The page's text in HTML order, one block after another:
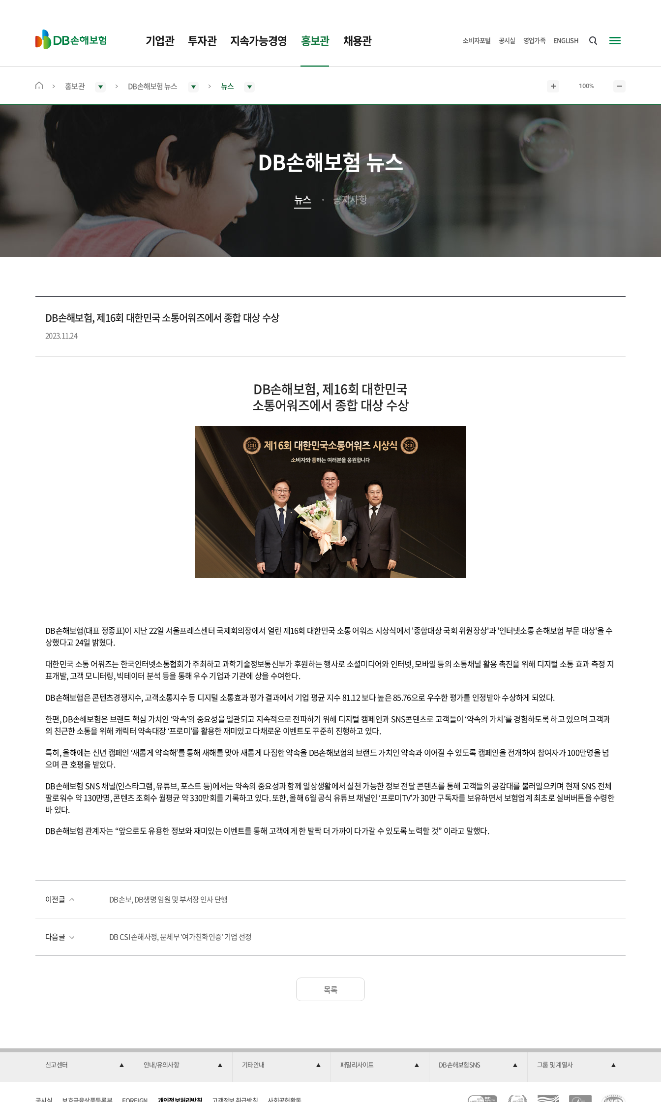
D
B
보
기업관 투자관 지속가능경영 홍보관 채용관 소비자포털 공시실 영업가족
ENGLISH
색
메
홍보관 DB손해보험 뉴스 뉴스
본
문
확
대
현
100%
문
DB손해보험 뉴스
뉴스 공지사항
DB손해보험, 제16회 대한민국 소통어워즈에서 종합 대상 수상
2023.11.24
DB손해보험, 제16회 대한민국
소통어워즈에서 종합 대상 수상
DB손해보험(대표 정종표)이 지난 22일 서울프레스센터 국제회의장에서 열린 제16회 대한민국 소통 어워즈 시상식에서 '종합대상 국회 위원장상'과 '인터넷소통 손해보험 부문 대상'을 수
상했다고 24일 밝혔다.
대한민국 소통 어워즈는 한국인터넷소통협회가 주최하고 과학기술정보통신부가 후원하는 행사로 소셜미디어와 인터넷, 모바일 등의 소통채널 활용 촉진을 위해 디지털 소통 효과 측정 지
표개발, 고객 모니터링, 빅테이터 분석 등을 통해 우수 기업과 기관에 상을 수여한다.
DB손해보험은 콘텐츠경쟁지수, 고객소통지수 등 디지털 소통효과 평가 결과에서 기업 평균 지수 81.12 보다 높은 85.76으로 우수한 평가를 인정받아 수상하게 되었다.
한편, DB손해보험은 브랜드 핵심 가치인 ‘약속’의 중요성을 일관되고 지속적으로 전파하기 위해 디지털 캠페인과 SNS콘텐츠로 고객들이 ‘약속의 가치’를 경험하도록 하고 있으며 고객과
의 친근한 소통을 위해 캐릭터 약속대장 ‘프로미’를 활용한 재미있고 다채로운 이벤트도 꾸준히 진행하고 있다.
특히, 올해에는 신년 캠페인 ‘새롭게 약속해’를 통해 새해를 맞아 새롭게 다짐한 약속을 DB손해보험의 브랜드 가치인 약속과 이어질 수 있도록 캠페인을 전개하여 참여자가 100만명을 넘
으며 큰 호평을 받았다.
DB손해보험 SNS 채널(인스타그램, 유튜브, 포스트 등)에서는 약속의 중요성과 함께 일상생활에서 실천 가능한 정보 전달 콘텐츠를 통해 고객들의 공감대를 불러일으키며 현재 SNS 전체
팔로워수 약 130만명, 콘텐츠 조회수 월평균 약 330만회를 기록하고 있다. 또한, 올해 6월 공식 유튜브 채널인 ‘프로미TV’가 30만 구독자를 보유하면서 보험업계 최초로 실버버튼을 수령한
바 있다.
DB손해보험 관계자는 “앞으로도 유용한 정보와 재미있는 이벤트를 통해 고객에게 한 발짝 더 가까이 다가갈 수 있도록 노력할 것” 이라고 말했다.
이전글 DB손보, DB생명 임원 및 부서장 인사 단행
다음글 DB CSI 손해사정, 문체부 '여가친화인증' 기업 선정
목록
신고센터 안내/유의사항 기타안내 패밀리사이트 DB손해보험SNS 그룹 및 계열사